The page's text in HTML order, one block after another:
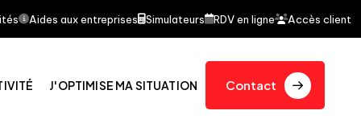
l'objet d'un article dans le journal quotidien Le
Aides aux entreprises Simulateurs RDV en ligne Accès client
J'OPTIMISE MA SITUATION Contact